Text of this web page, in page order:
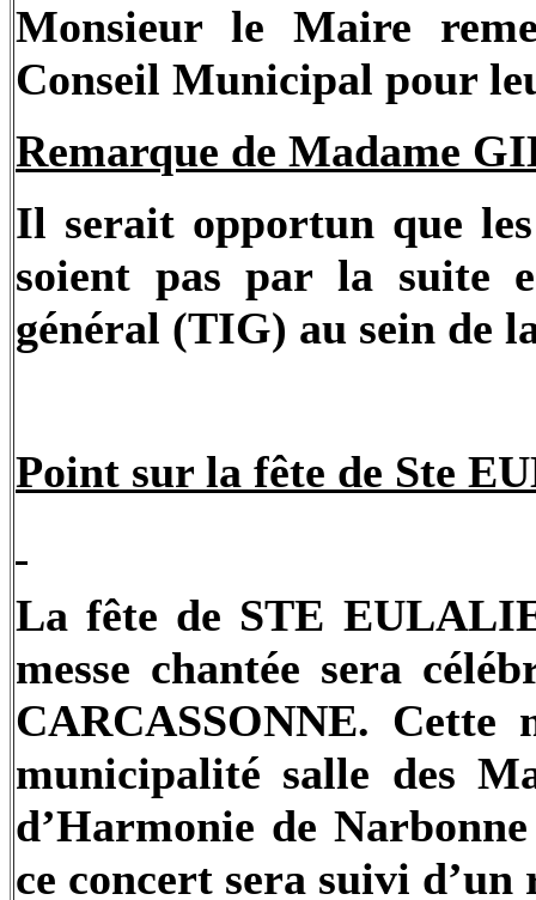
Monsieur le Maire
Conseil Municipal pour
Remarque de Madame
Il serait opportun que
soient pas par la suite
général (TIG) au sein de
Point sur la fête de Ste
La fête de STE
messe chantée sera
CARCASSONNE.
municipalité salle des
d’Harmonie de
ce concert sera suivi